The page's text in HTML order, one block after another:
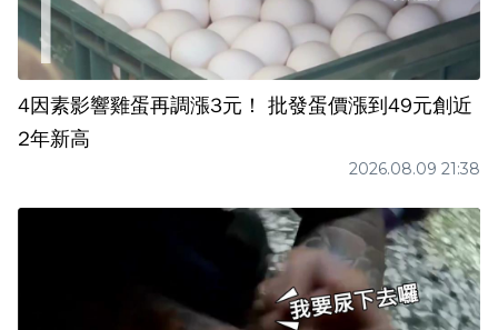
4因素影響雞蛋再調漲3元！ 批發蛋價漲到49元創近
2年新高
2026.08.09 21:38